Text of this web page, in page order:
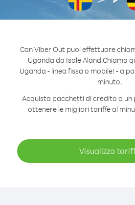
Con Viber Out puoi effettuare
Uganda da Isole Aland.Chiama
Uganda - linea fissa o mobile! - a
minuto.
Acquista pacchetti di credito o un
ottenere le migliori tariffe al
Visualizza